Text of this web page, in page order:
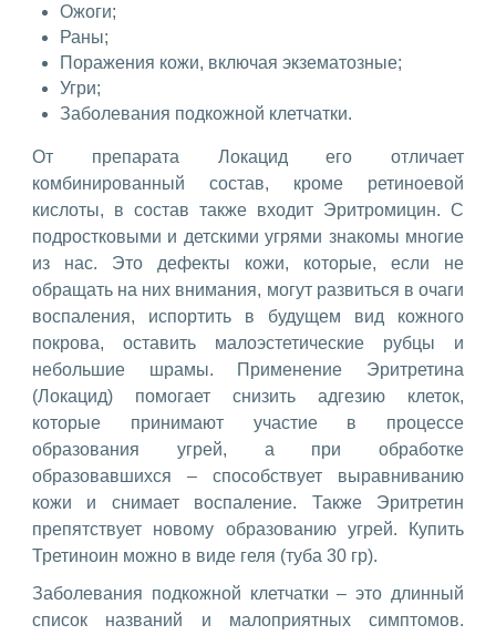
Ожоги;
Раны;
Поражения кожи, включая экзематозные;
Угри;
Заболевания подкожной клетчатки.
От препарата Локацид его отличает
комбинированный состав, кроме ретиноевой
кислоты, в состав также входит Эритромицин. С
подростковыми и детскими угрями знакомы многие
из нас. Это дефекты кожи, которые, если не
обращать на них внимания, могут развиться в очаги
воспаления, испортить в будущем вид кожного
покрова, оставить малоэстетические рубцы и
небольшие шрамы. Применение Эритретина
(Локацид) помогает снизить адгезию клеток,
которые принимают участие в процессе
образования угрей, а при обработке
образовавшихся – способствует выравниванию
кожи и снимает воспаление. Также Эритретин
препятствует новому образованию угрей. Купить
Третиноин можно в виде геля (туба 30 гр).
Заболевания подкожной клетчатки – это длинный
список названий и малоприятных симптомов.